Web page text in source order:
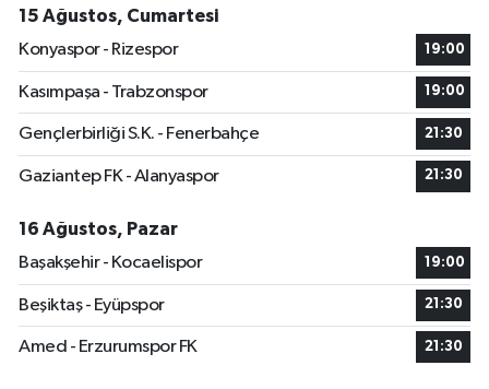
15 Ağustos, Cumartesi
Konyaspor - Rizespor
19:00
Kasımpaşa - Trabzonspor 19:00
Gençlerbirliği S.K. - Fenerbahçe 21:30
Gaziantep FK - Alanyaspor 21:30
16 Ağustos, Pazar
Başakşehir - Kocaelispor
19:00
Beşiktaş - Eyüpspor 21:30
Amed - Erzurumspor FK 21:30